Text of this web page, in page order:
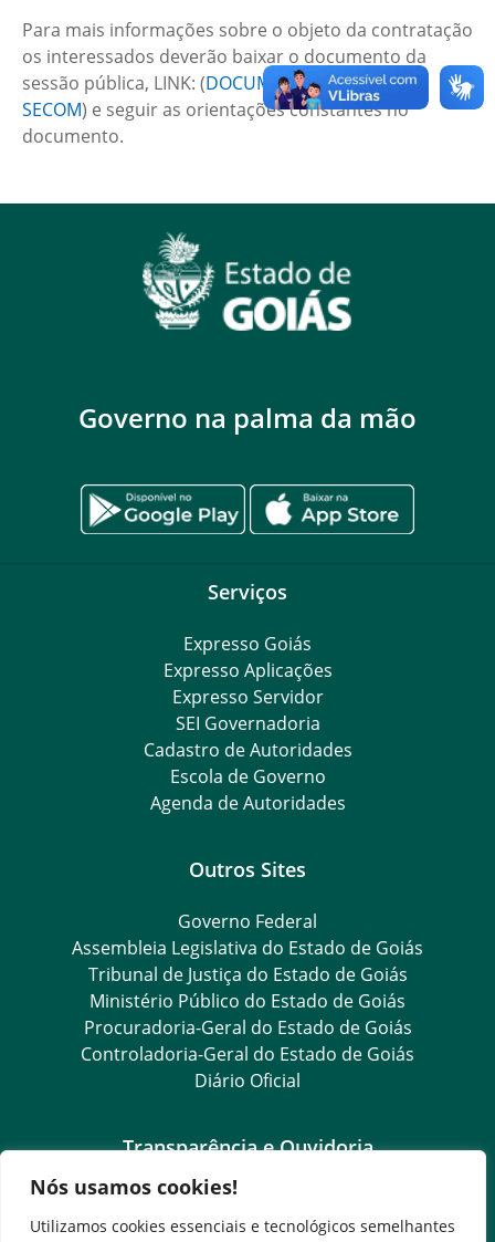
Nós usamos cookies!
Utilizamos cookies essenciais e tecnológicos semelhantes
Para mais informações sobre o objeto da contratação
os interessados deverão baixar o documento da
sessão pública, LINK: (DOCUMENTO PÚBLICO –
SECOM) e seguir as orientações constantes no
documento.
Governo na palma da mão
Serviços
Expresso Goiás
Expresso Aplicações
Expresso Servidor
SEI Governadoria
Cadastro de Autoridades
Escola de Governo
Agenda de Autoridades
Outros Sites
Governo Federal
Assembleia Legislativa do Estado de Goiás
Tribunal de Justiça do Estado de Goiás
Ministério Público do Estado de Goiás
Procuradoria-Geral do Estado de Goiás
Controladoria-Geral do Estado de Goiás
Diário Oficial
Transparência e Ouvidoria
LGPD
Goiás Transparência